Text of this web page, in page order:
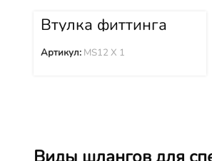
Втулка фиттинга
MS12 X 1
Артикул: MS12 X 1